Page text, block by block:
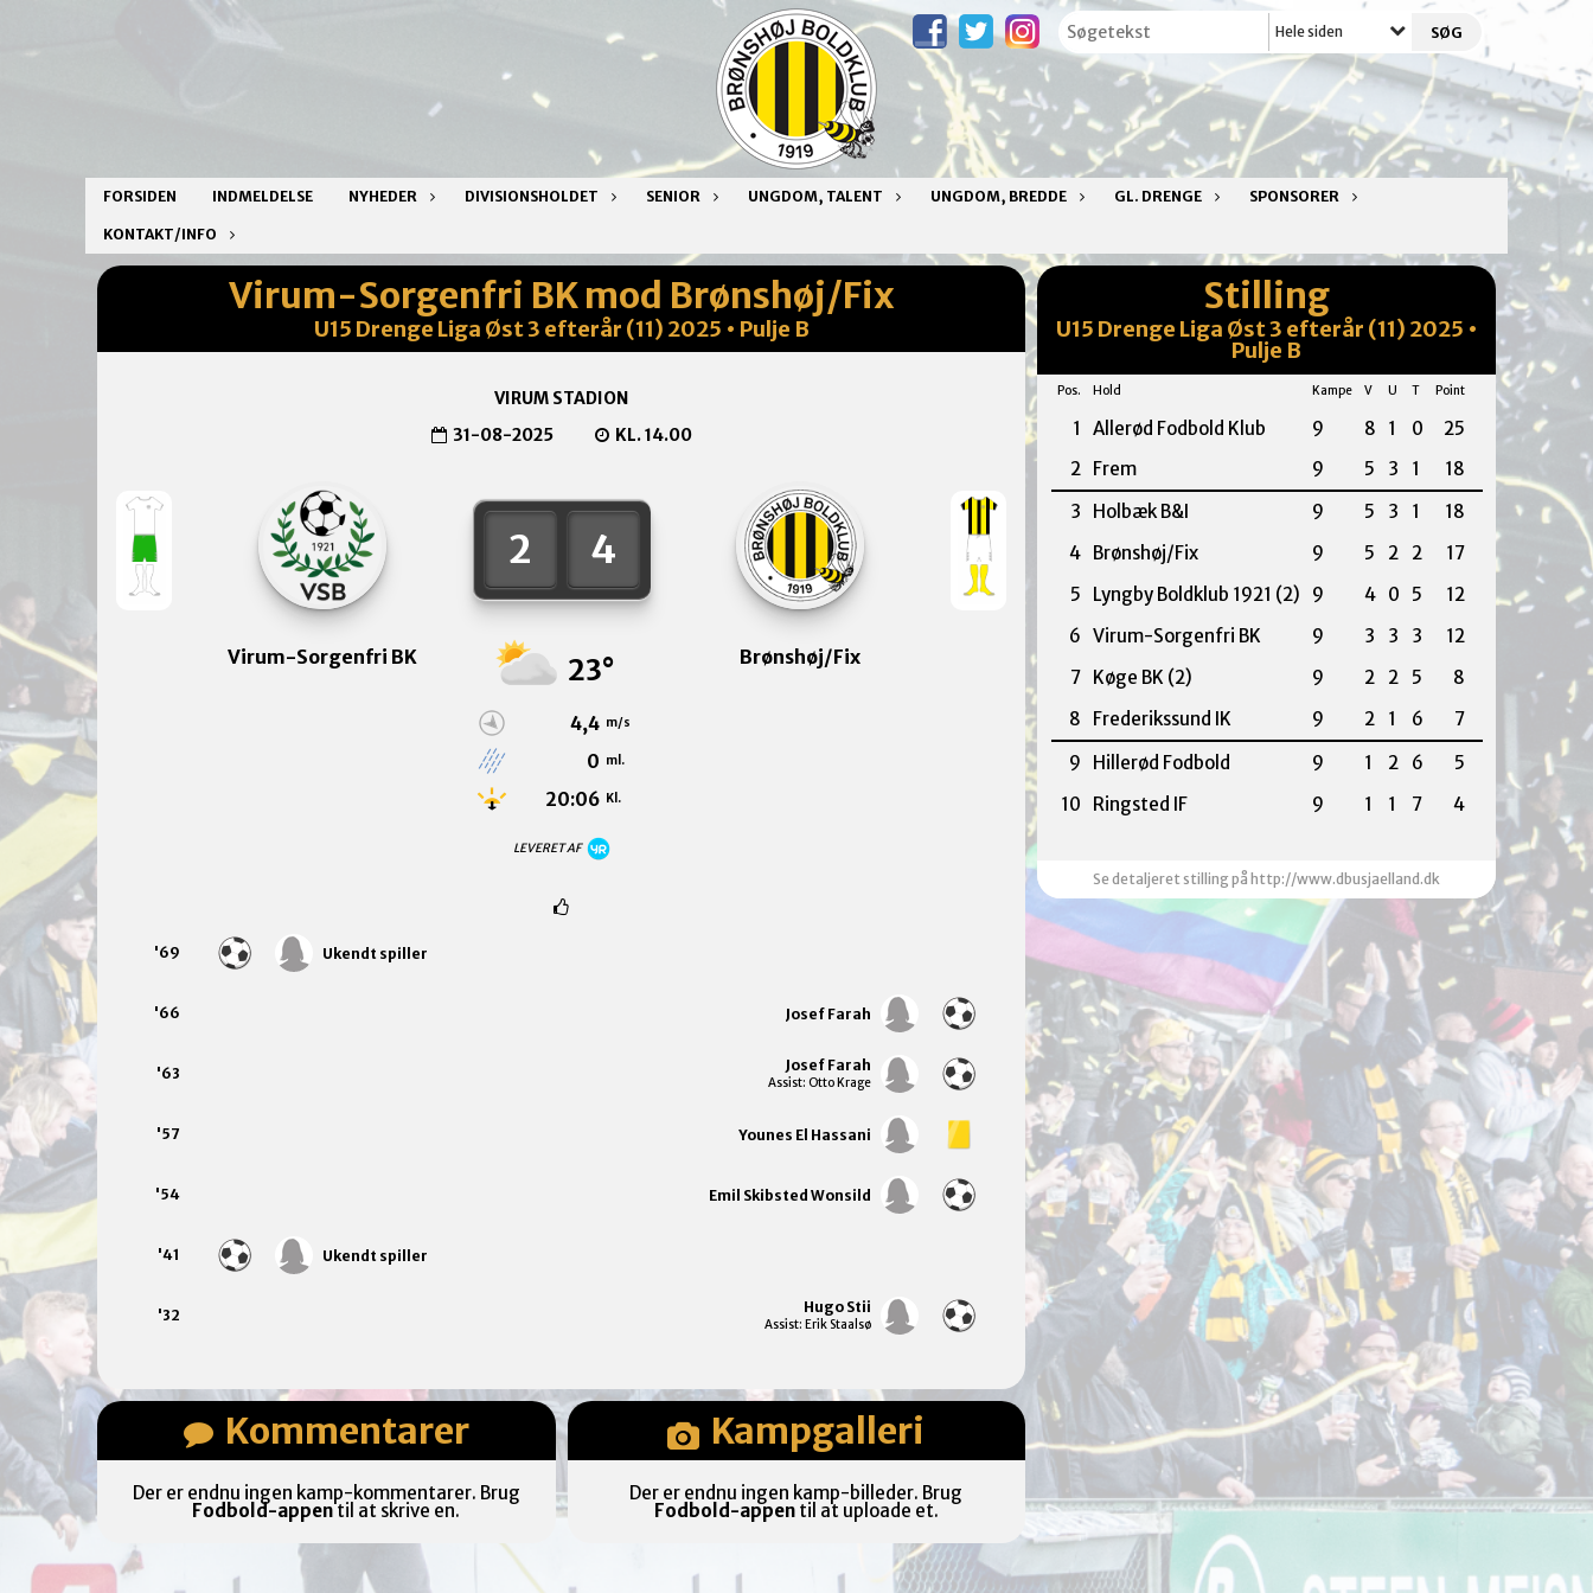
Hele siden
FORSIDEN INDMELDELSE NYHEDER DIVISIONSHOLDET SENIOR UNGDOM, TALENT UNGDOM, BREDDE GL. DRENGE SPONSORER
KONTAKT/INFO
Virum-Sorgenfri BK mod Brønshøj/Fix
U15 Drenge Liga Øst 3 efterår (11) 2025 • Pulje B
VIRUM STADION
31-08-2025
KL. 14.00
Virum-Sorgenfri BK
2 4
23°
4,4 m/s
0 ml.
20:06 Kl.
LEVERET AF
Brønshøj/Fix
'69 Ukendt spiller
'66 Josef Farah
'63 Josef Farah
Assist: Otto Krage
'57 Younes El Hassani
'54 Emil Skibsted Wonsild
'41 Ukendt spiller
'32 Hugo Stii
Assist: Erik Staalsø
Stilling
U15 Drenge Liga Øst 3 efterår (11) 2025 •
Pulje B
Pos. Hold Kampe V U T Point
1 Allerød Fodbold Klub 9 8 1 0
25
2
Frem 9 5 3 1
18
3
Holbæk B&I 9 5 3 1
18
4
Brønshøj/Fix 9 5 2 2
17
5
Lyngby Boldklub 1921 (2) 9 4 0 5
12
6 Virum-Sorgenfri BK 9 3 3 3
12
7
Køge BK (2) 9 2 2 5
8
8
Frederikssund IK 9 2 1 6
7
9
Hillerød Fodbold 9 1 2 6
5
10
Ringsted IF 9 1 1 7 4
Se detaljeret stilling på http://www.dbusjaelland.dk
Kommentarer
Der er endnu ingen kamp-kommentarer. Brug
Fodbold-appentil at skrive en.
Kampgalleri
Der er endnu ingen kamp-billeder. Brug
Fodbold-appentil at uploade et.